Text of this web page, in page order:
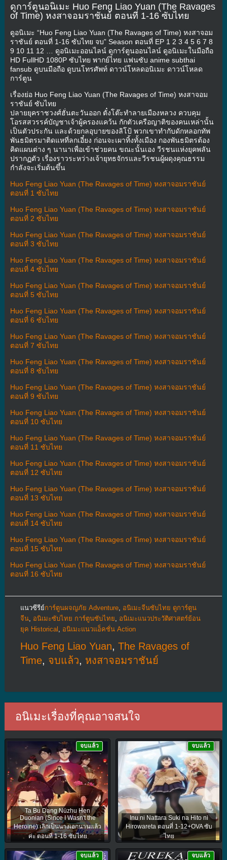
ดูการ์ตูนอนิเมะ Huo Feng Liao Yuan (The Ravages
of Time) หงสาจอมราชันย์ ตอนที่ 1-16 ซับไทย
ดูอนิเมะ “Huo Feng Liao Yuan (The Ravages of Time) หงสาจอม
ราชันย์ ตอนที่ 1-16 ซับไทย จบ” Season ตอนที่ EP 1 2 3 4 5 6 7 8
9 10 11 12 … ดูอนิเมะออนไลน์ ดูการ์ตูนออนไลน์ ดูอนิเมะในมือถือ
HD FullHD 1080P ซับไทย พากย์ไทย แฟนซับ anime subthai
fansub ดูบนมือถือ ดูบนโทรศัพท์ ดาวน์โหลดอนิเมะ ดาวน์โหลด
การ์ตูน
เรื่องย่อ Huo Feng Liao Yuan (The Ravages of Time) หงสาจอม
ราชันย์ ซับไทย
ปลายยุคราชวงศ์ฮั่นตะวันออก ตั๋งโต๊ะทำลายเมืองหลวง ควบคุม
โอรสสวรรค์บัญชาเจ้าผู้ครองแคว้น กักตัวเครือญาติของคนเหล่านั้น
เป็นตัวประกัน และด้วยกลอุบายของลิโป้ พวกเขาทำกับดักหลอกทัพ
พันธมิตรมาติดแหที่ลกเอี๋ยง ก่อนจะเผาทิ้งทั้งเมือง กองพันธมิตรต้อง
คิดแผนต่าง ๆ นานาเพื่อเข้าช่วยคน ขณะนั้นเอง วีรชนแห่งยุคพลัน
ปรากฏตัว เรื่องราวระหว่างเจ้ายุทธจักรและวีรชนผู้ผดุงคุณธรรม
กำลังจะเริ่มต้นขึ้น
Huo Feng Liao Yuan (The Ravages of Time) หงสาจอมราชันย์
ตอนที่ 1 ซับไทย
Huo Feng Liao Yuan (The Ravages of Time) หงสาจอมราชันย์
ตอนที่ 2 ซับไทย
Huo Feng Liao Yuan (The Ravages of Time) หงสาจอมราชันย์
ตอนที่ 3 ซับไทย
Huo Feng Liao Yuan (The Ravages of Time) หงสาจอมราชันย์
ตอนที่ 4 ซับไทย
Huo Feng Liao Yuan (The Ravages of Time) หงสาจอมราชันย์
ตอนที่ 5 ซับไทย
Huo Feng Liao Yuan (The Ravages of Time) หงสาจอมราชันย์
ตอนที่ 6 ซับไทย
Huo Feng Liao Yuan (The Ravages of Time) หงสาจอมราชันย์
ตอนที่ 7 ซับไทย
Huo Feng Liao Yuan (The Ravages of Time) หงสาจอมราชันย์
ตอนที่ 8 ซับไทย
Huo Feng Liao Yuan (The Ravages of Time) หงสาจอมราชันย์
ตอนที่ 9 ซับไทย
Huo Feng Liao Yuan (The Ravages of Time) หงสาจอมราชันย์
ตอนที่ 10 ซับไทย
Huo Feng Liao Yuan (The Ravages of Time) หงสาจอมราชันย์
ตอนที่ 11 ซับไทย
Huo Feng Liao Yuan (The Ravages of Time) หงสาจอมราชันย์
ตอนที่ 12 ซับไทย
Huo Feng Liao Yuan (The Ravages of Time) หงสาจอมราชันย์
ตอนที่ 13 ซับไทย
Huo Feng Liao Yuan (The Ravages of Time) หงสาจอมราชันย์
ตอนที่ 14 ซับไทย
Huo Feng Liao Yuan (The Ravages of Time) หงสาจอมราชันย์
ตอนที่ 15 ซับไทย
Huo Feng Liao Yuan (The Ravages of Time) หงสาจอมราชันย์
ตอนที่ 16 ซับไทย
แนวซีรีย์การ์ตูนผจญภัย Adventure, อนิเมะจีนซับไทย ดูการ์ตูน
จีน, อนิเมะซับไทย การ์ตูนซับไทย
อนิเมะแนวประวัติศาสตร์ย้อน
ยุค Historical
อนิเมะแนวแอ็คชั่น Action
Huo Feng Liao Yuan, The Ravages of
Time, จบแล้ว, หงสาจอมราชันย์
อนิเมะเรื่องที่คุณอาจสนใจ
Ta Bu Dang Nüzhu Hen
Duonian (Since I Wasn't the
Heroine) เลิกเป็นนางเอกนานแล้ว
ค่ะ ตอนที่ 1-16 ซับไทย
จบแล้ว
Inu ni Nattara Suki na Hito ni
Hirowareta ตอนที่ 1-12+OVA ซับ
ไทย
จบแล้ว
จบแล้ว จบแล้ว